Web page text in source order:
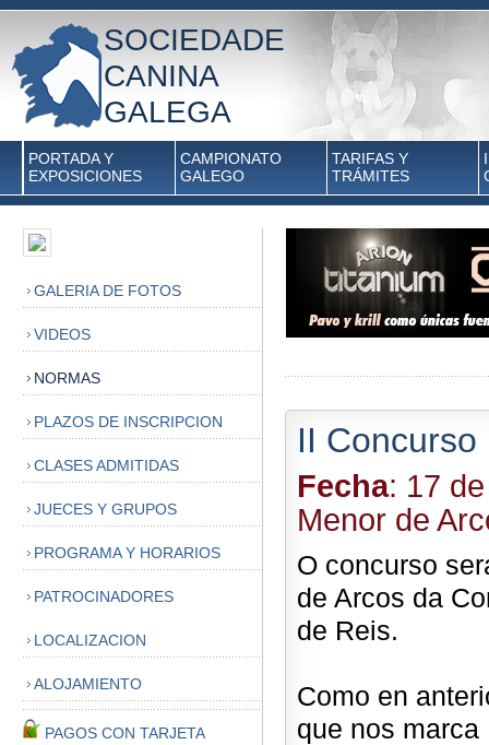
SOCIEDADE
CANINA
GALEGA
PORTADA Y
EXPOSICIONES
CAMPIONATO
GALEGO
TARIFAS Y
TRÁMITES
GALERIA DE FOTOS
VIDEOS
NORMAS
PLAZOS DE INSCRIPCION
CLASES ADMITIDAS
JUECES Y GRUPOS
PROGRAMA Y HORARIOS
PATROCINADORES
LOCALIZACION
ALOJAMIENTO
PAGOS CON TARJETA
II
Fecha: 17
Menor de
O concurso
de Arcos da
de Reis.
Como en
que nos